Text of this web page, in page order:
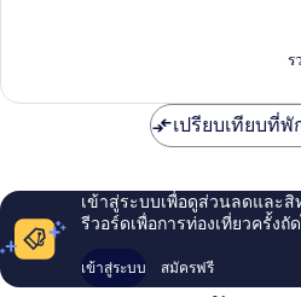
ร
เปรียบเทียบที่
เข้าสู่ระบบเพื่อดูส่วนลดและ
รีวอร์ดเพื่อการท่องเที่ยวครั้งถั
เข้าสู่ระบบ สมัครฟรี